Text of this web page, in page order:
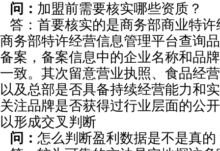
问： 加盟前需要核实哪些资质？
答：首要核实的是商务部商业特
商务部特许经营信息管理平台查询
备案，备案信息中的企业名称和品
一致。其次留意营业执照、食品经
以及总部是否具备持续经营能力和
关注品牌是否获得过行业层面的公
以形成交叉判断
问： 怎么判断盈利数据是不是真的